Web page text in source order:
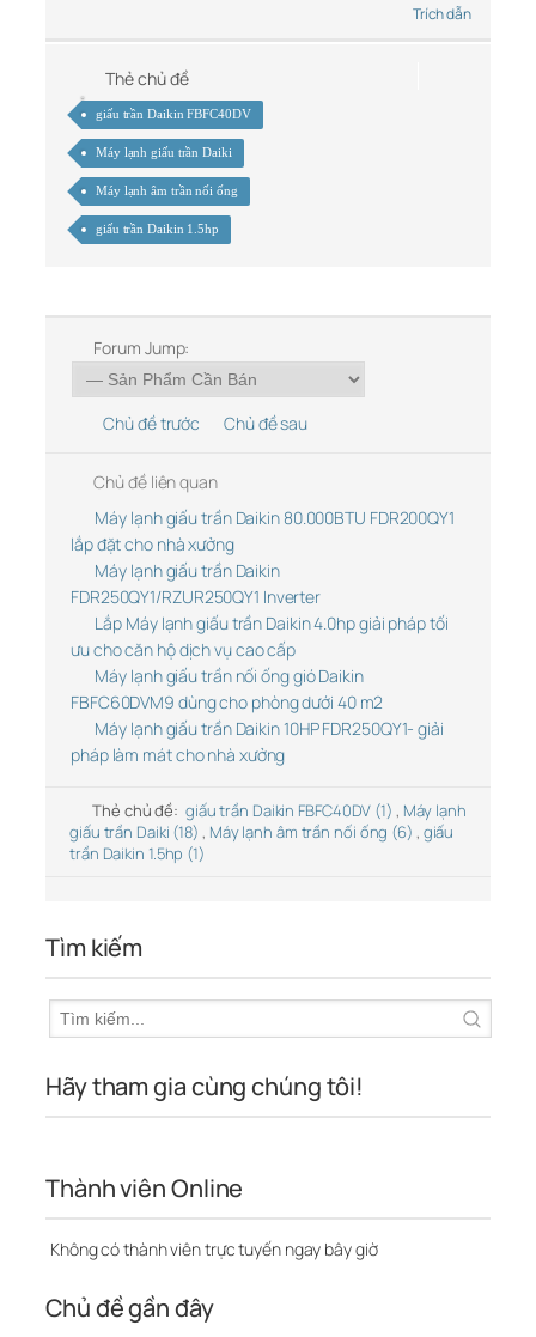
Trích dẫn
Thẻ chủ đề
giấu trần Daikin FBFC40DV
Máy lạnh giấu trần Daiki
Máy lạnh âm trần nối ống
giấu trần Daikin 1.5hp
Forum Jump:
Chủ đề trước Chủ đề sau
Chủ đề liên quan
Máy lạnh giấu trần Daikin 80.000BTU FDR200QY1
lắp đặt cho nhà xưởng
Máy lạnh giấu trần Daikin
FDR250QY1/RZUR250QY1 Inverter
Lắp Máy lạnh giấu trần Daikin 4.0hp giải pháp tối
ưu cho căn hộ dịch vụ cao cấp
Máy lạnh giấu trần nối ống gió Daikin
FBFC60DVM9 dùng cho phòng dưới 40 m2
Máy lạnh giấu trần Daikin 10HP FDR250QY1- giải
pháp làm mát cho nhà xưởng
Thẻ chủ đề: giấu trần Daikin FBFC40DV (1) , Máy lạnh
giấu trần Daiki (18) , Máy lạnh âm trần nối ống (6) , giấu
trần Daikin 1.5hp (1)
Tìm kiếm
Hãy tham gia cùng chúng tôi!
Thành viên Online
Không có thành viên trực tuyến ngay bây giờ
Chủ đề gần đây